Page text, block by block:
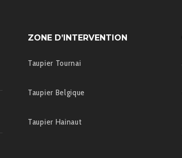
ZONE D’INTERVENTION
Taupier Tournai
Taupier Belgique
Taupier Hainaut